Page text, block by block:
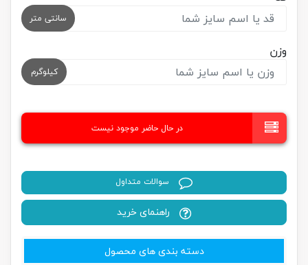
سانتی متر
وزن
کیلوگرم
در حال حاضر موجود نیست
سوالات متداول
راهنمای خرید
دسته بندی های محصول